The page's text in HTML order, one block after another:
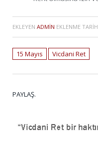
EKLEYEN ADMIN EKLENME
15 Mayıs Vicdani Ret
PAYLAŞ.